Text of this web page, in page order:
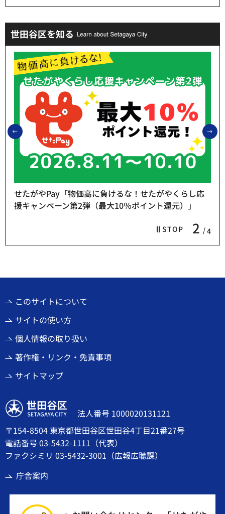
世田谷区を知る
前のスライドを表示
STOP 2 4
せたがやPay「物価高に負けるな！せたがやくらし応
援キャンペーン第2弾（最大10％ポイント還元）」
このサイトについて
サイトの使い方
個人情報の取り扱い
著作権・リンク・免責事項
サイトマップ
世田谷区
法人番号 1000020131121
〒154-8504 東京都世田谷区世田谷4丁目21番27号
電話番号03-5432-1111 （代表）
ファクシミリ 03-5432-3001（広報広聴課）
庁舎案内